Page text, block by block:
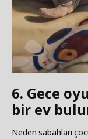
6. Gece
bir ev
Neden sabahları